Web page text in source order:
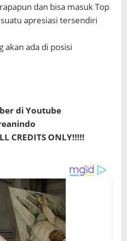
dan bisa masuk Top
apresiasi tersendiri
akan ada di posisi
di Youtube
CREDITS ONLY!!!!!